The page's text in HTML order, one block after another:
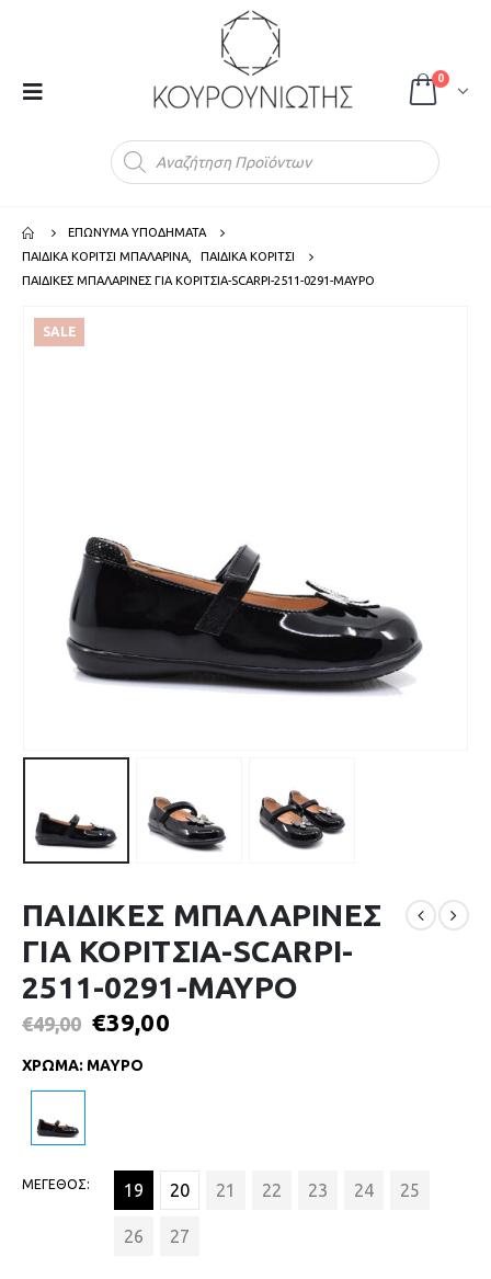
0
ΕΠΩΝΥΜΑ ΥΠΟΔΗΜΑΤΑ
ΠΑΙΔΙΚΑ ΚΟΡΙΤΣΙ ΜΠΑΛΑΡΙΝΑ
ΠΑΙΔΙΚΑ ΚΟΡΙΤΣΙ
ΠΑΙΔΙΚΕΣ ΜΠΑΛΑΡΙΝΕΣ ΓΙΑ ΚΟΡΙΤΣΙΑ-SCARPI-2511-0291-ΜΑΥΡΟ
SALE
ΠΑΙΔΙΚΕΣ ΜΠΑΛΑΡΙΝΕΣ
ΓΙΑ ΚΟΡΙΤΣΙΑ-SCARPI-
2511-0291-ΜΑΥΡΟ
€49,00 €39,00
ΧΡΩΜΑ: ΜΑΥΡΟ
ΜΕΓΕΘΟΣ 19 20 21 22 23 24 25
26 27